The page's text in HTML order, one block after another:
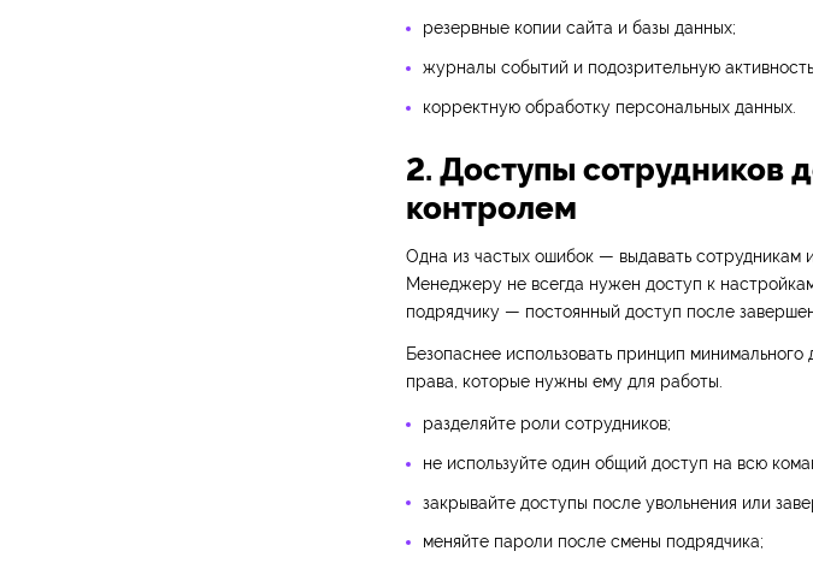
резервные копии сайта и базы данных;
журналы событий и подозрительную
корректную обработку персональных данных.
2. Доступы сотрудников
контролем
Одна из частых ошибок — выдавать сотрудникам
Менеджеру не всегда нужен доступ к
подрядчику — постоянный доступ после
Безопаснее использовать принцип
права, которые нужны ему для работы.
разделяйте роли сотрудников;
не используйте один общий доступ на всю
закрывайте доступы после увольнения или
меняйте пароли после смены подрядчика;